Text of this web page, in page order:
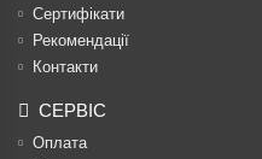
Сертифікати
Рекомендації
Контакти
СЕРВІС
Оплата